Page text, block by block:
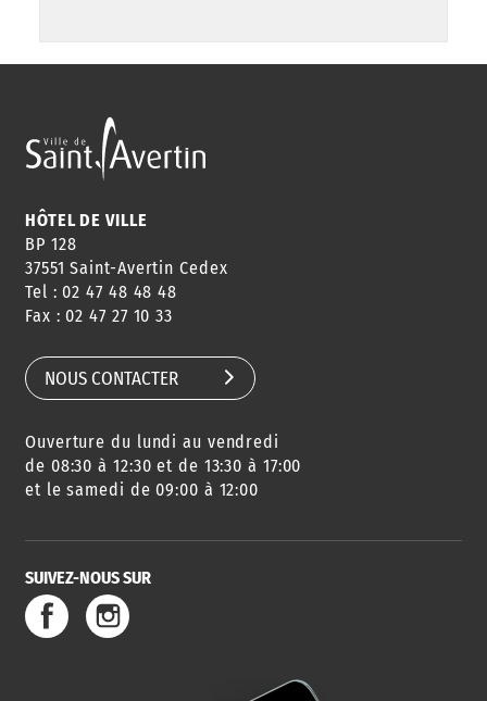
HÔTEL DE VILLE
BP 128
37551 Saint-Avertin Cedex
Tel : 02 47 48 48 48
Fax : 02 47 27 10 33
NOUS CONTACTER
Ouverture du lundi au vendredi
de 08:30 à 12:30 et de 13:30 à 17:00
et le samedi de 09:00 à 12:00
SUIVEZ-NOUS SUR